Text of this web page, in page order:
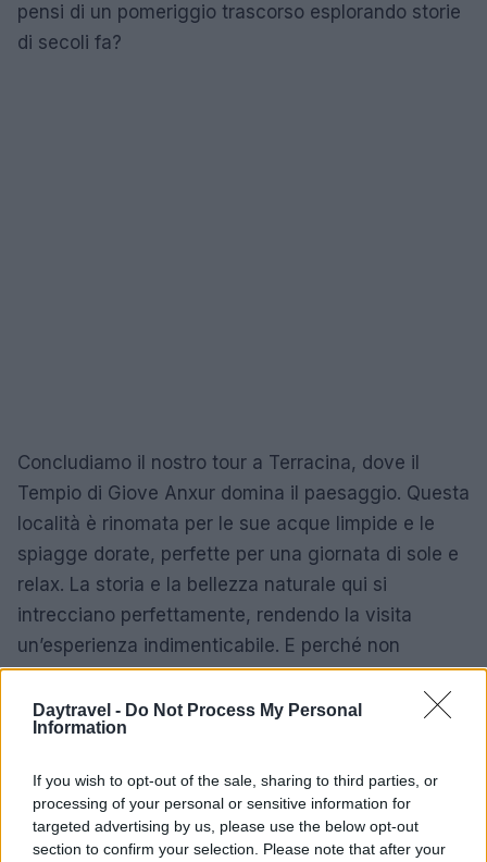
Daytravel - Do Not Process My Personal
Information
If you wish to opt-out of the sale, sharing to third parties, or
processing of your personal or sensitive information for
targeted advertising by us, please use the below opt-out
section to confirm your selection. Please note that after your
pensi di un pomeriggio trascorso esplorando storie
di secoli fa?
Concludiamo il nostro tour a Terracina, dove il
Tempio di Giove Anxur domina il paesaggio. Questa
località è rinomata per le sue acque limpide e le
spiagge dorate, perfette per una giornata di sole e
relax. La storia e la bellezza naturale qui si
intrecciano perfettamente, rendendo la visita
un’esperienza indimenticabile. E perché non
fermarsi a Formia, che unisce bellezze naturali e
interessanti siti storici come il Duomo di
Sant’Erasmo e il Castellone, che raccontano storie
Non dimentichiamo Sabaudia, una delle città
progettate durante l’epoca fascista, che presenta